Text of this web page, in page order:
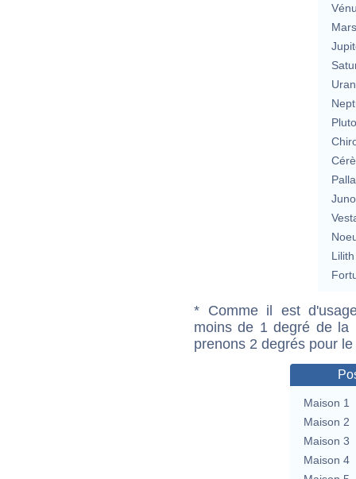
Mars
Lilith
* Comme il est
moins de 1 degré de la
prenons 2 degrés pour
Maison 1
Maison 2
Maison 3
Maison 4